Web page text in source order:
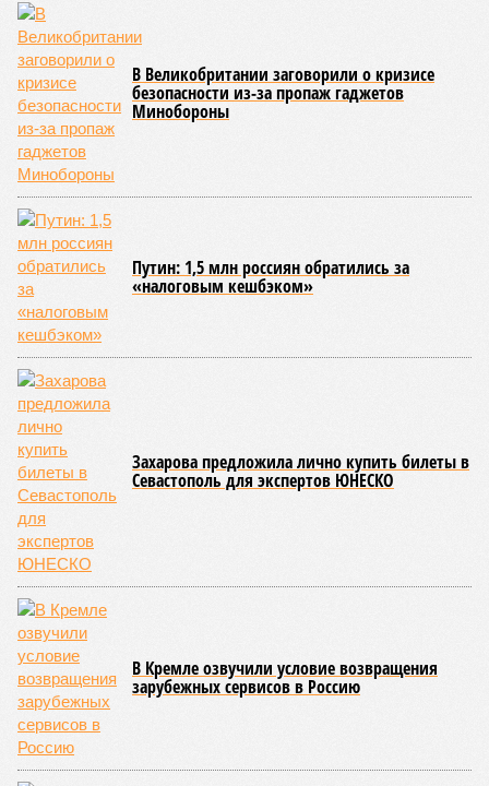
заключение о соответствии проектной документации и
разрешение на ввод жилищного комплекса в эксплуатацию –
совсем недалеко, в паре станций метро южнее, на Люблинской
улице, картина, можно сказать, прямо противоположная.
Сюжет:Недвижимость
ЖК «Светлый мир «Станция Л»: та же группа компаний-
банкрот Seven Suns Development, та же
схема достройки через Capital Group осенью 2024 года, но
за прошедшие два года результатов, по словам дольщиков,
практически не видно. По
порталов, первую очередь ЖК строители обещают сдать к
декабрю 2026 г., вторую – к марту 2028-го. Но никто при
этом из кураторов стройки не задается вопросом: как эти
сроки должны материализоваться? На строительной
площадке, по свидетельствам дольщиков, регулярно
бывающих у забора, какая-либо техника отсутствует. Ни
бетононасосов, ни работающих кранов, ни признаков
мобилизации подрядчиков. При том, что до «декабря 2026»
осталось менее полугода.
Если в «Сказочном лесу» техзаказчик публично
отчитывался о поэтапной готовности – 90%, затем 97%, с
конкретными инженерными работами (усиление
монолитных конструкций, устранение проектных ошибок) –
то по «Станции Л» подобной публичной отчётности
дольщики не видят. Ни Capital Group, ни кураторы
строительства не подтверждают ни соблюдения графика
строительства, ни объёма фактически выполненных работ.
Напрашивается закономерный вопрос: если
декларируемая «Capital Group модель (достраивать